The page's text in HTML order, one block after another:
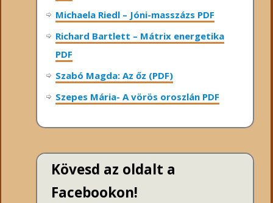
Michaela Riedl – Jóni-masszázs PDF
Richard Bartlett – Mátrix energetika
PDF
Szabó Magda: Az őz (PDF)
Szepes Mária- A vörös oroszlán PDF
Kövesd az oldalt a
Facebookon!